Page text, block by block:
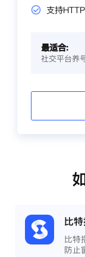
支持
最适合:
社交平台养
比
比特
防止